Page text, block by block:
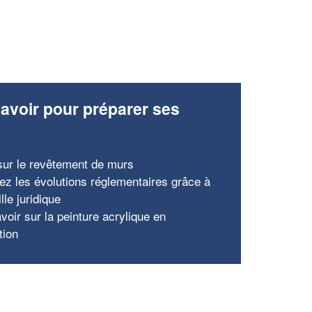
pour préparer ses
le revêtement de murs
les évolutions réglementaires grâce à
juridique
sur la peinture acrylique en